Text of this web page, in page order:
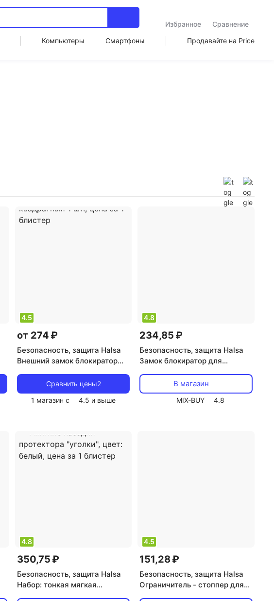
Избранное
Сравнение
Компьютеры Смартфоны Продавайте на Price
4.5
от 274 ₽
Безопасность, защита Halsa
Внешний замок блокиратор
квадратный 1 шт., цена за 1
блистер
Сравнить цены2
1 магазин с
4.5 и выше
4.8
234,85 ₽
Безопасность, защита Halsa
Замок блокиратор для
В магазин
MIX-BUY 4.8
4.8
350,75 ₽
Безопасность, защита Halsa
Набор: тонкая мягкая
4.5
151,28 ₽
Безопасность, защита Halsa
Ограничитель - стоппер для